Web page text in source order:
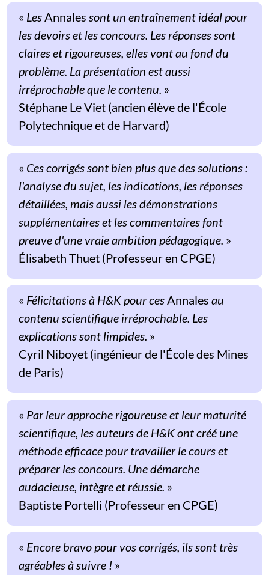
« LesAnnales sont un entraînement idéal pour
les devoirs et les concours. Les réponses sont
claires et rigoureuses, elles vont au fond du
problème. La présentation est aussi
irréprochable que le contenu. »
Stéphane Le Viet (ancien élève de l'École
Polytechnique et de Harvard)
« Ces corrigés sont bien plus que des solutions :
l'analyse du sujet, les indications, les réponses
détaillées, mais aussi les démonstrations
supplémentaires et les commentaires font
preuve d'une vraie ambition pédagogique. »
Élisabeth Thuet (Professeur en CPGE)
« Félicitations à H&K pour cesAnnales au
contenu scientifique irréprochable. Les
explications sont limpides. »
Cyril Niboyet (ingénieur de l'École des Mines
de Paris)
« Par leur approche rigoureuse et leur maturité
scientifique, les auteurs de H&K ont créé une
méthode efficace pour travailler le cours et
préparer les concours. Une démarche
audacieuse, intègre et réussie. »
Baptiste Portelli (Professeur en CPGE)
« Encore bravo pour vos corrigés, ils sont très
agréables à suivre ! »